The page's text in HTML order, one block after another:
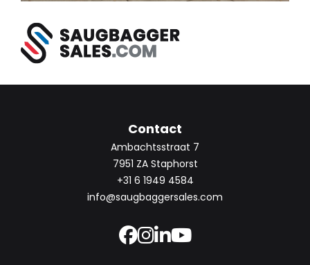
Contact
Ambachtsstraat 7
7951 ZA Staphorst
+31 6 1949 4584
info@saugbaggersales.com